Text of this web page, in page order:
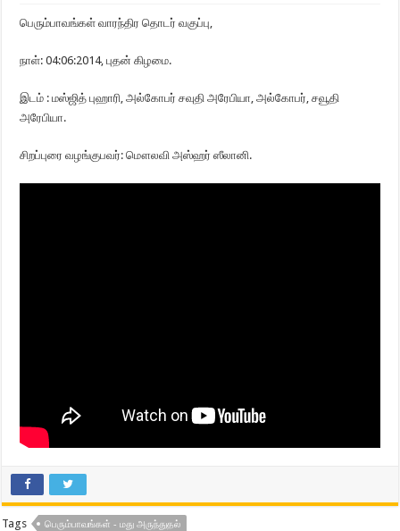
பெரும்பாவங்கள் வாரந்திர தொடர் வகுப்பு,
நாள்: 04:06:2014, புதன் கிழமை.
இடம் : மஸ்ஜித் புஹாரி, அல்கோபர் சவுதி அரேபியா, அல்கோபர், சவூதி
அரேபியா.
சிறப்புரை வழங்குபவர்: மௌலவி அஸ்ஹர் ஸீலானி.
Tags பெரும்பாவங்கள் - மது அருந்துதல்